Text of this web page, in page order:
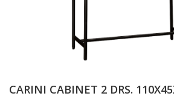
CARINI CABINET 2 DRS.